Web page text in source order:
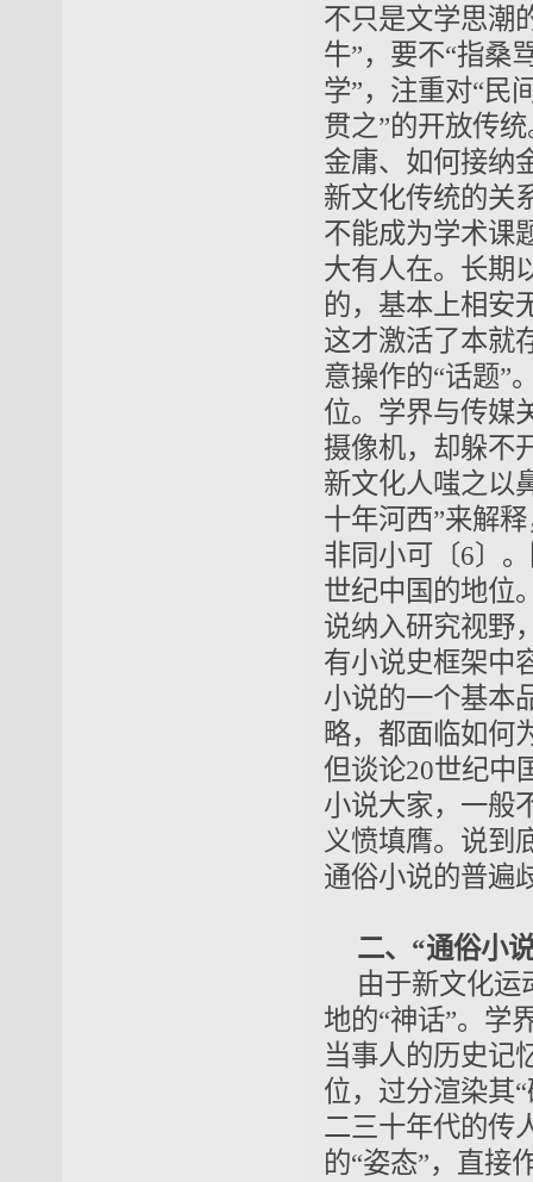
不只是文学思潮
牛”，要不“指桑
学”，注重对“民
贯之”的开放传
金庸、如何接纳
新文化传统的关
不能成为学术课
大有人在。长期
的，基本上相安
这才激活了本就
意操作的“话题”
位。学界与传媒
摄像机，却躲不
新文化人嗤之以
十年河西”来解
非同小可〔6〕
世纪中国的地位
说纳入研究视野
有小说史框架中
小说的一个基本
略，都面临如何
但谈论20世纪中
小说大家，一般
义愤填膺。说到
通俗小说的普遍
二、“通俗小
由于新文化运
地的“神话”。学
当事人的历史记
位，过分渲染其
二三十年代的传
的“姿态”，直接